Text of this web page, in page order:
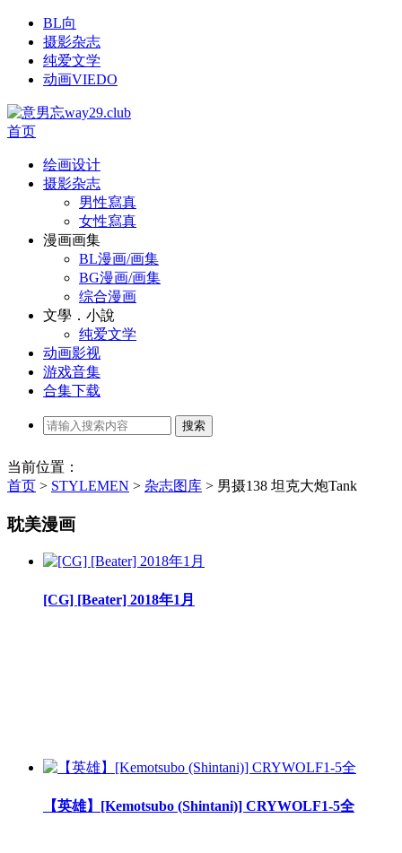
BL向
摄影杂志
纯爱文学
动画VIEDO
首页
绘画设计
摄影杂志
男性寫真
女性寫真
漫画画集
BL漫画/画集
BG漫画/画集
综合漫画
文學．小說
纯爱文学
动画影视
游戏音集
合集下载
当前位置：
首页 > STYLEMEN > 杂志图库 > 男摄138 坦克大炮Tank
耽美漫画
[CG] [Beater] 2018年1月
【英雄】[Kemotsubo (Shintani)] CRYWOLF1-5全